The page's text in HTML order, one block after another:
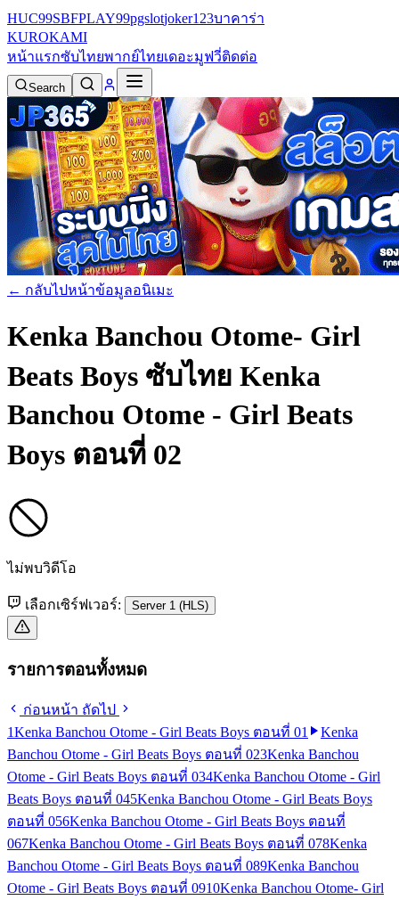
HUC99SBFPLAY99pgslotjoker123บาคาร่า
KUROKAMI
หน้าแรกซับไทยพากย์ไทยเดอะมูฟวี่ติดต่อ
Search
← กลับไปหน้าข้อมูลอนิเมะ
Kenka Banchou Otome- Girl
Beats Boys ซับไทย Kenka
Banchou Otome - Girl Beats
Boys ตอนที่ 02
ไม่พบวิดีโอ
เลือกเซิร์ฟเวอร์: Server 1 (HLS)
รายการตอนทั้งหมด
ก่อนหน้า ถัดไป
1Kenka Banchou Otome - Girl Beats Boys ตอนที่ 01
Kenka
Banchou Otome - Girl Beats Boys ตอนที่ 023Kenka Banchou
Otome - Girl Beats Boys ตอนที่ 034Kenka Banchou Otome - Girl
Beats Boys ตอนที่ 045Kenka Banchou Otome - Girl Beats Boys
ตอนที่ 056Kenka Banchou Otome - Girl Beats Boys ตอนที่
067Kenka Banchou Otome - Girl Beats Boys ตอนที่ 078Kenka
Banchou Otome - Girl Beats Boys ตอนที่ 089Kenka Banchou
Otome - Girl Beats Boys ตอนที่ 0910Kenka Banchou Otome- Girl